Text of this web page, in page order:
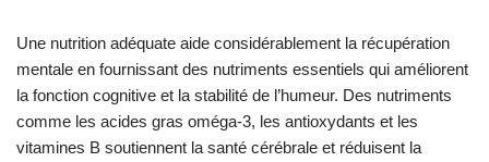
Une nutrition adéquate aide considérablement la récupération
mentale en fournissant des nutriments essentiels qui améliorent
la fonction cognitive et la stabilité de l’humeur. Des nutriments
comme les acides gras oméga-3, les antioxydants et les
vitamines B soutiennent la santé cérébrale et réduisent la